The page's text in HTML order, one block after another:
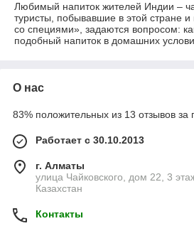
Любимый напиток жителей Индии –
туристы, побывавшие в этой стране
со специями», задаются вопросом:
подобный напиток в домашних
О нас
83% положительных из 13 отзывов за
Работает с 30.10.2013
г. Алматы
улица Чайковского, дом 22, 3
Казахстан
Контакты